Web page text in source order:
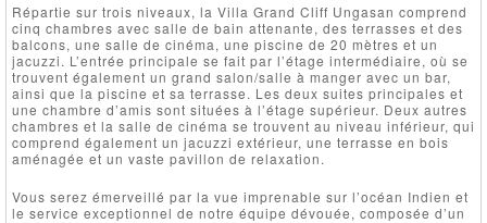
Répartie sur trois niveaux, la Villa Grand Cliff Ungasan comprend
cinq chambres avec salle de bain attenante, des terrasses et des
balcons, une salle de cinéma, une piscine de 20 mètres et un
jacuzzi. L’entrée principale se fait par l’étage intermédiaire, où se
trouvent également un grand salon/salle à manger avec un bar,
ainsi que la piscine et sa terrasse. Les deux suites principales et
une chambre d’amis sont situées à l’étage supérieur. Deux autres
chambres et la salle de cinéma se trouvent au niveau inférieur, qui
comprend également un jacuzzi extérieur, une terrasse en bois
aménagée et un vaste pavillon de relaxation.
Vous serez émerveillé par la vue imprenable sur l’océan Indien et
le service exceptionnel de notre équipe dévouée, composée d’un